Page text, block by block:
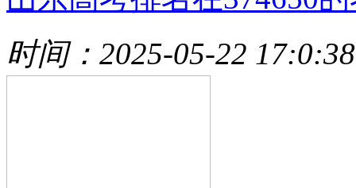
时间：2025-05-22 17:0:38